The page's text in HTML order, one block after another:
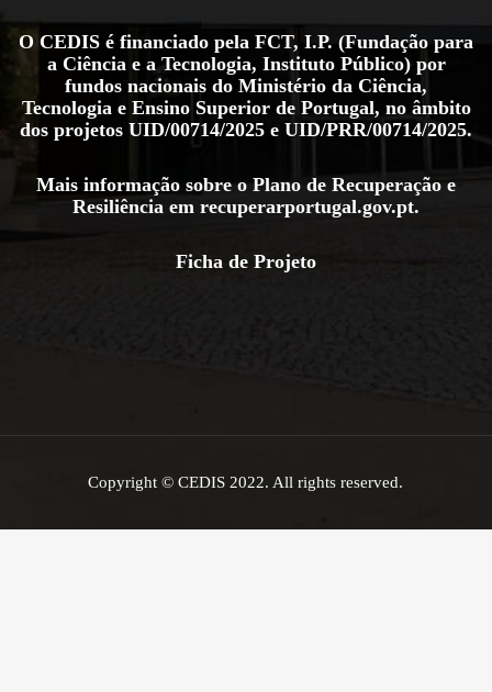
O CEDIS é financiado pela FCT, I.P. (Fundação para
a Ciência e a Tecnologia, Instituto Público) por
fundos nacionais do Ministério da Ciência,
Tecnologia e Ensino Superior de Portugal, no âmbito
dos projetos UID/00714/2025 e UID/PRR/00714/2025.
Mais informação sobre o Plano de Recuperação e
Resiliência em recuperarportugal.gov.pt.
Ficha de Projeto
Copyright © CEDIS 2022. All rights reserved.